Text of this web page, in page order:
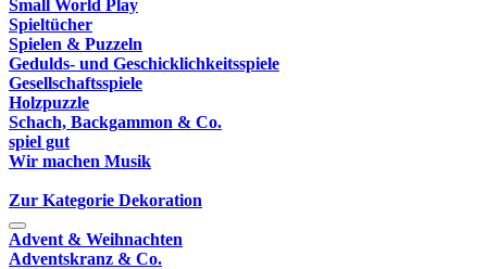
Small World Play
Spieltücher
Spielen & Puzzeln
Gedulds- und Geschicklichkeitsspiele
Gesellschaftsspiele
Holzpuzzle
Schach, Backgammon & Co.
spiel gut
Wir machen Musik
Zur Kategorie Dekoration
Advent & Weihnachten
Adventskranz & Co.